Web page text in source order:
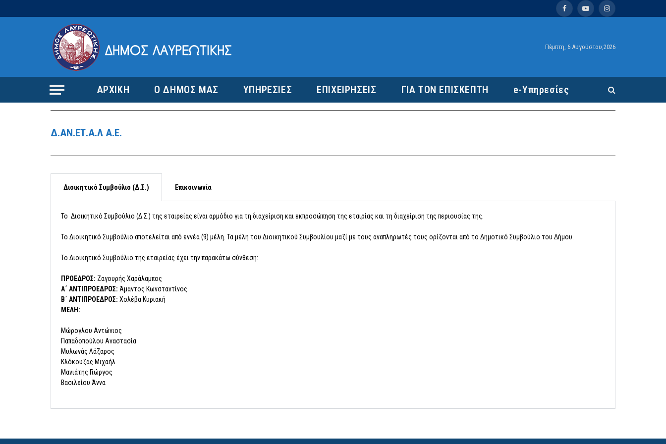
FacebookYouTubeInstagram
Πέμπτη, 6 Αυγούστου,2026
ΑΡΧΙΚΗ Ο ΔΗΜΟΣ ΜΑΣ ΥΠΗΡΕΣΙΕΣ ΕΠΙΧΕΙΡΗΣΕΙΣ ΓΙΑ ΤΟΝ ΕΠΙΣΚΕΠΤΗ e-Υπηρεσίες
Δ.ΑΝ.ΕΤ.Α.Λ Α.Ε.
Διοικητικό Συμβούλιο (Δ.Σ.) Επικοινωνία
To Διοικητικό Συμβούλιο (Δ.Σ.) της εταιρείας είναι αρμόδιο για τη διαχείριση και εκπροσώπηση της εταιρίας και τη διαχείριση της περιουσίας της.
Το Διοικητικό Συμβούλιο αποτελείται από εννέα (9) μέλη. Τα μέλη του Διοικητικού Συμβουλίου μαζί με τους αναπληρωτές τους ορίζονται από το Δημοτικό Συμβούλιο του Δήμου.
Το Διοικητικό Συμβούλιο της εταιρείας έχει την παρακάτω σύνθεση:
ΠΡΟΕΔΡΟΣ: Ζαγουρής Χαράλαμπος
Α΄ ΑΝΤΙΠΡΟΕΔΡΟΣ: Άμαντος Κωνσταντίνος
Β΄ ΑΝΤΙΠΡΟΕΔΡΟΣ: Χολέβα Κυριακή
ΜΕΛΗ:
Μώρογλου Αντώνιος
Παπαδοπούλου Αναστασία
Μυλωνάς Λάζαρος
Κλόκουζας Μιχαήλ
Μανιάτης Γιώργος
Βασιλείου Άννα